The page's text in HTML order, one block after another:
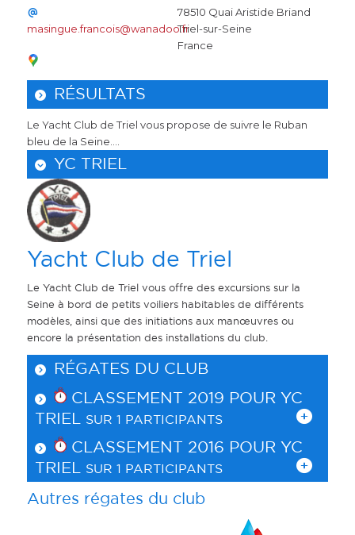
masingue.francois@wanadoo.fr
78510 Quai Aristide Briand
Triel-sur-Seine
France
RÉSULTATS
Le Yacht Club de Triel vous propose de suivre le Ruban
bleu de la Seine....
YC TRIEL
Yacht Club de Triel
Le Yacht Club de Triel vous offre des excursions sur la
Seine à bord de petits voiliers habitables de différents
modèles, ainsi que des initiations aux manœuvres ou
encore la présentation des installations du club.
RÉGATES DU CLUB
CLASSEMENT 2019 POUR YC
TRIEL
SUR 1 PARTICIPANTS
CLASSEMENT 2016 POUR YC
TRIEL
SUR 1 PARTICIPANTS
Autres régates du club